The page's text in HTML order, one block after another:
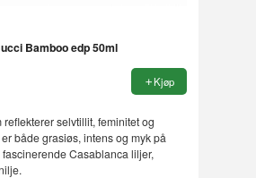
Bamboo edp 50ml
Kjøp
reflekterer selvtillit, feminitet og
både grasiøs, intens og myk på
Casablanca liljer,